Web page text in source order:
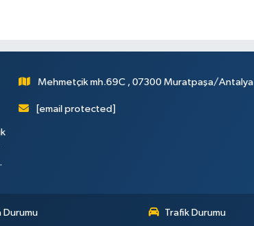
Mehmetçik mh.69C , 07300 Muratpaşa/Antalya
[email protected]
Durumu Trafik Durumu